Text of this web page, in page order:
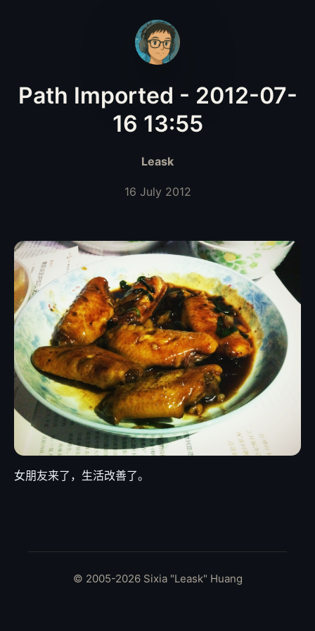
Path Imported - 2012-07-
16 13:55
Leask
16 July 2012
女朋友来了，生活改善了。
© 2005-2026 Sixia "Leask" Huang